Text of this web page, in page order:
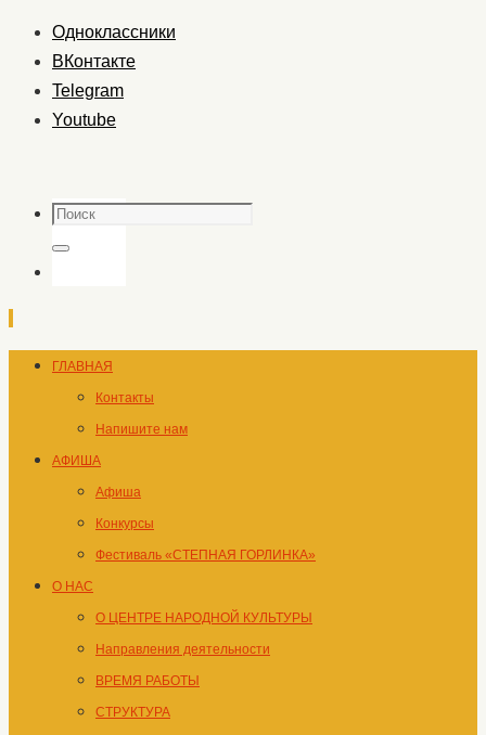
Одноклассники
ВКонтакте
Telegram
Youtube
Поиск
Поиск
Перейти
содержимому
ГЛАВНАЯ
Контакты
Напишите нам
АФИША
Афиша
Конкурсы
Фестиваль «СТЕПНАЯ ГОРЛИНКА»
О НАС
О ЦЕНТРЕ НАРОДНОЙ КУЛЬТУРЫ
Направления деятельности
ВРЕМЯ РАБОТЫ
СТРУКТУРА